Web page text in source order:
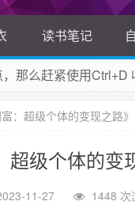
读书笔记
那么赶紧使用Ctrl+D
有侵权请联系站长删
：超级个体的变现之路
超级个体的
11-27 1448 次